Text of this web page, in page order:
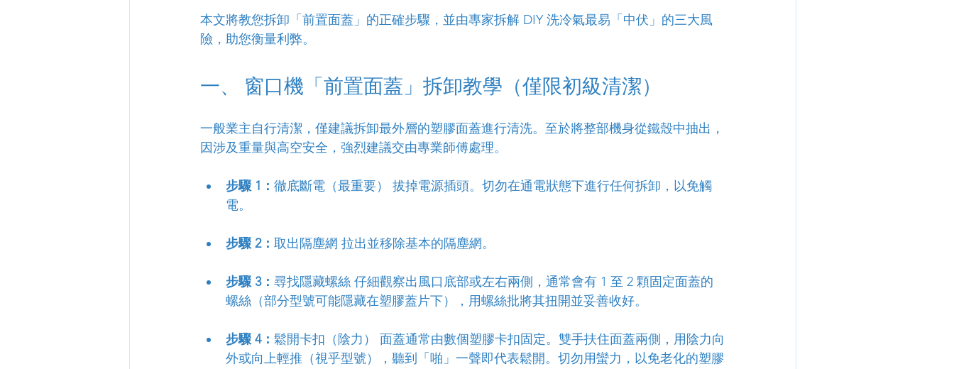
本文將教您拆卸「前置面蓋」的正確步驟，並由專家拆解 DIY 洗冷氣最易「中伏」的三大風
險，助您衡量利弊。
一、 窗口機「前置面蓋」拆卸教學（僅限初級清潔）
一般業主自行清潔，僅建議拆卸最外層的塑膠面蓋進行清洗。至於將整部機身從鐵殼中抽出，
因涉及重量與高空安全，強烈建議交由專業師傅處理。
步驟 1： 徹底斷電（最重要） 拔掉電源插頭。切勿在通電狀態下進行任何拆卸，以免觸
電。
步驟 2： 取出隔塵網 拉出並移除基本的隔塵網。
步驟 3： 尋找隱藏螺絲 仔細觀察出風口底部或左右兩側，通常會有 1 至 2 顆固定面蓋的
螺絲（部分型號可能隱藏在塑膠蓋片下），用螺絲批將其扭開並妥善收好。
步驟 4： 鬆開卡扣（陰力） 面蓋通常由數個塑膠卡扣固定。雙手扶住面蓋兩側，用陰力向
外或向上輕推（視乎型號），聽到「啪」一聲即代表鬆開。切勿用蠻力，以免老化的塑膠